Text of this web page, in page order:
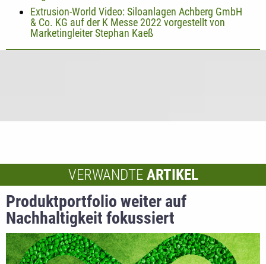
Extrusion-World Video: Siloanlagen Achberg GmbH
& Co. KG auf der K Messe 2022 vorgestellt von
Marketingleiter Stephan Kaeß
VERWANDTE ARTIKEL
Produktportfolio weiter auf
Nachhaltigkeit fokussiert